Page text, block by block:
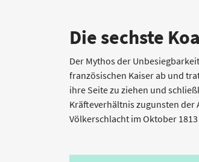
Die sechste
Der Mythos der
französischen Kaiser ab und
ihre Seite zu ziehen und
Kräfteverhältnis zugunsten der
Völkerschlacht im Oktober